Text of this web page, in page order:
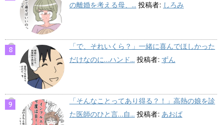
の離婚を考える母、... 投稿者: しろみ
「で、それいくら？」一緒に喜んでほしかった
だけなのに…ハンド... 投稿者: ずん
「そんなことってあり得る？！」高熱の娘を診
た医師のひと言…自... 投稿者: あおば